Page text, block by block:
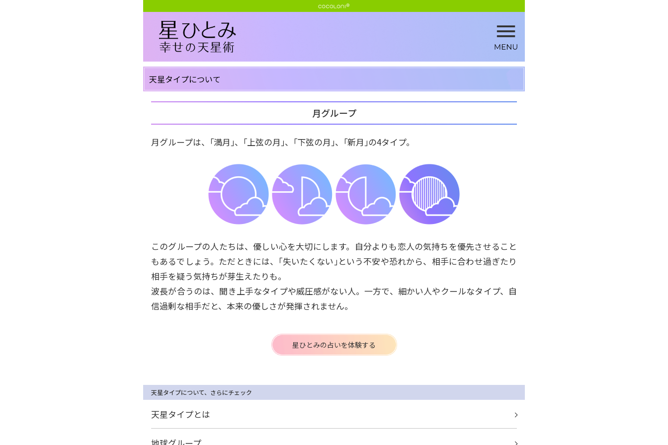
天星タイプについて
月グループ
月グループは、｢満月｣、｢上弦の月｣、｢下弦の月｣、｢新月｣の4タイプ。
このグループの人たちは、優しい心を大切にします。自分よりも恋人の気持ちを優先させること
もあるでしょう。ただときには、｢失いたくない｣という不安や恐れから、相手に合わせ過ぎたり
相手を疑う気持ちが芽生えたりも。
波長が合うのは、聞き上手なタイプや威圧感がない人。一方で、細かい人やクールなタイプ、自
信過剰な相手だと、本来の優しさが発揮されません。
星ひとみの占いを体験する
天星タイプについて、さらにチェック
天星タイプとは